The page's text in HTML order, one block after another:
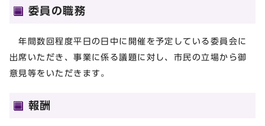
委員の職務
年間数回程度平日の日中に開催を予定している委員会に
出席いただき、事業に係る議題に対し、市民の立場から御
意見等をいただきます。
報酬